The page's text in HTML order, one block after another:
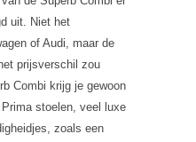
uit. Niet het
of Audi, maar de
prijsverschil zou
Combi krijg je gewoon
stoelen, veel luxe
zoals een